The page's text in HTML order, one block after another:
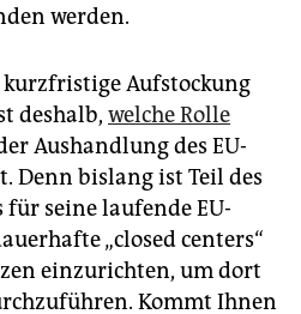
werden.
Aufstockung
deshalb, welche Rolle
Aushandlung des EU-
Denn bislang ist Teil des
seine laufende EU-
„closed centers“
einzurichten, um dort
Kommt Ihnen